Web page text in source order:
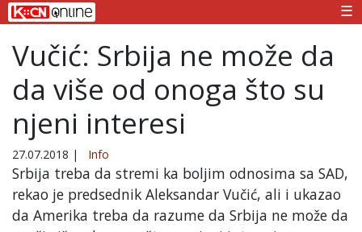
☰
Vučić: Srbija ne može da
da više od onoga što su
njeni interesi
27.07.2018 | Info
Srbija treba da stremi ka boljim odnosima sa SAD,
rekao je predsednik Aleksandar Vučić, ali i ukazao
da Amerika treba da razume da Srbija ne može da